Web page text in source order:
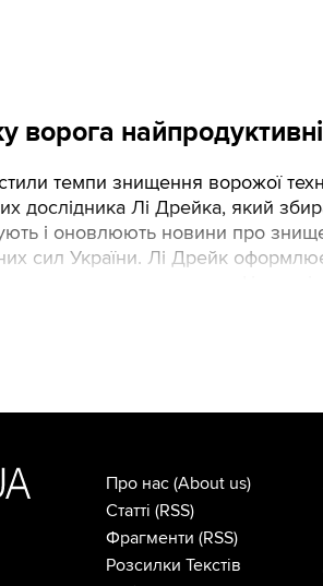
ворога
темпи знищення ворожої
дослідника Лі Дрейка, який
і оновлюють новини про
сил України. Лі Дрейк
Про нас (About us)
Статті (RSS)
Фрагменти (RSS)
Розсилки Текстів